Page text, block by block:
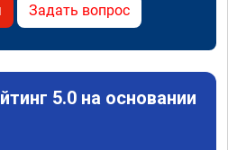
Задать вопрос
5.0 на основании